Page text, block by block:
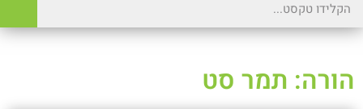
הורה: תמר סט